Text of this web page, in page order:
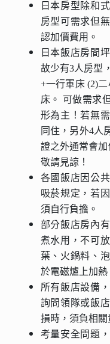
日本房型除和
房型可需求但
認加價費用。
日本飯店房間
故少有3人房型
+一行軍床 (2)
床。 可做需求
形為主！若無
同住，另外4人
證之外通常會加
敬請見諒！
各國飯店因公
吸菸規定，若
須自行負擔。
部分飯店房內
煮水用，不可
葉、火鍋料、
於電磁爐上加熱
所有飯店設備
詢問領隊或飯
損時，須負相關
考量安全問題